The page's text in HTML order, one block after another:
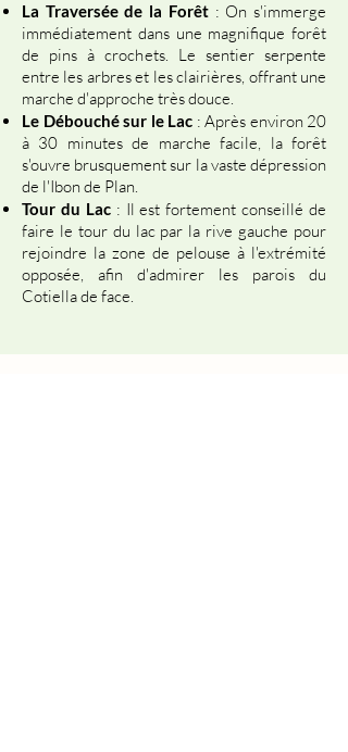
La Traversée de la Forêt: On s'immerge
immédiatement dans une magnifique forêt
de pins à crochets. Le sentier serpente
entre les arbres et les clairières, offrant une
marche d'approche très douce.
Le Débouché sur le Lac : Après environ 20
à 30 minutes de marche facile, la forêt
s'ouvre brusquement sur la vaste dépression
de l'Ibon de Plan.
Tour du Lac: Il est fortement conseillé de
faire le tour du lac par la rive gauche pour
rejoindre la zone de pelouse à l'extrémité
opposée, afin d'admirer les parois du
Cotiella de face.